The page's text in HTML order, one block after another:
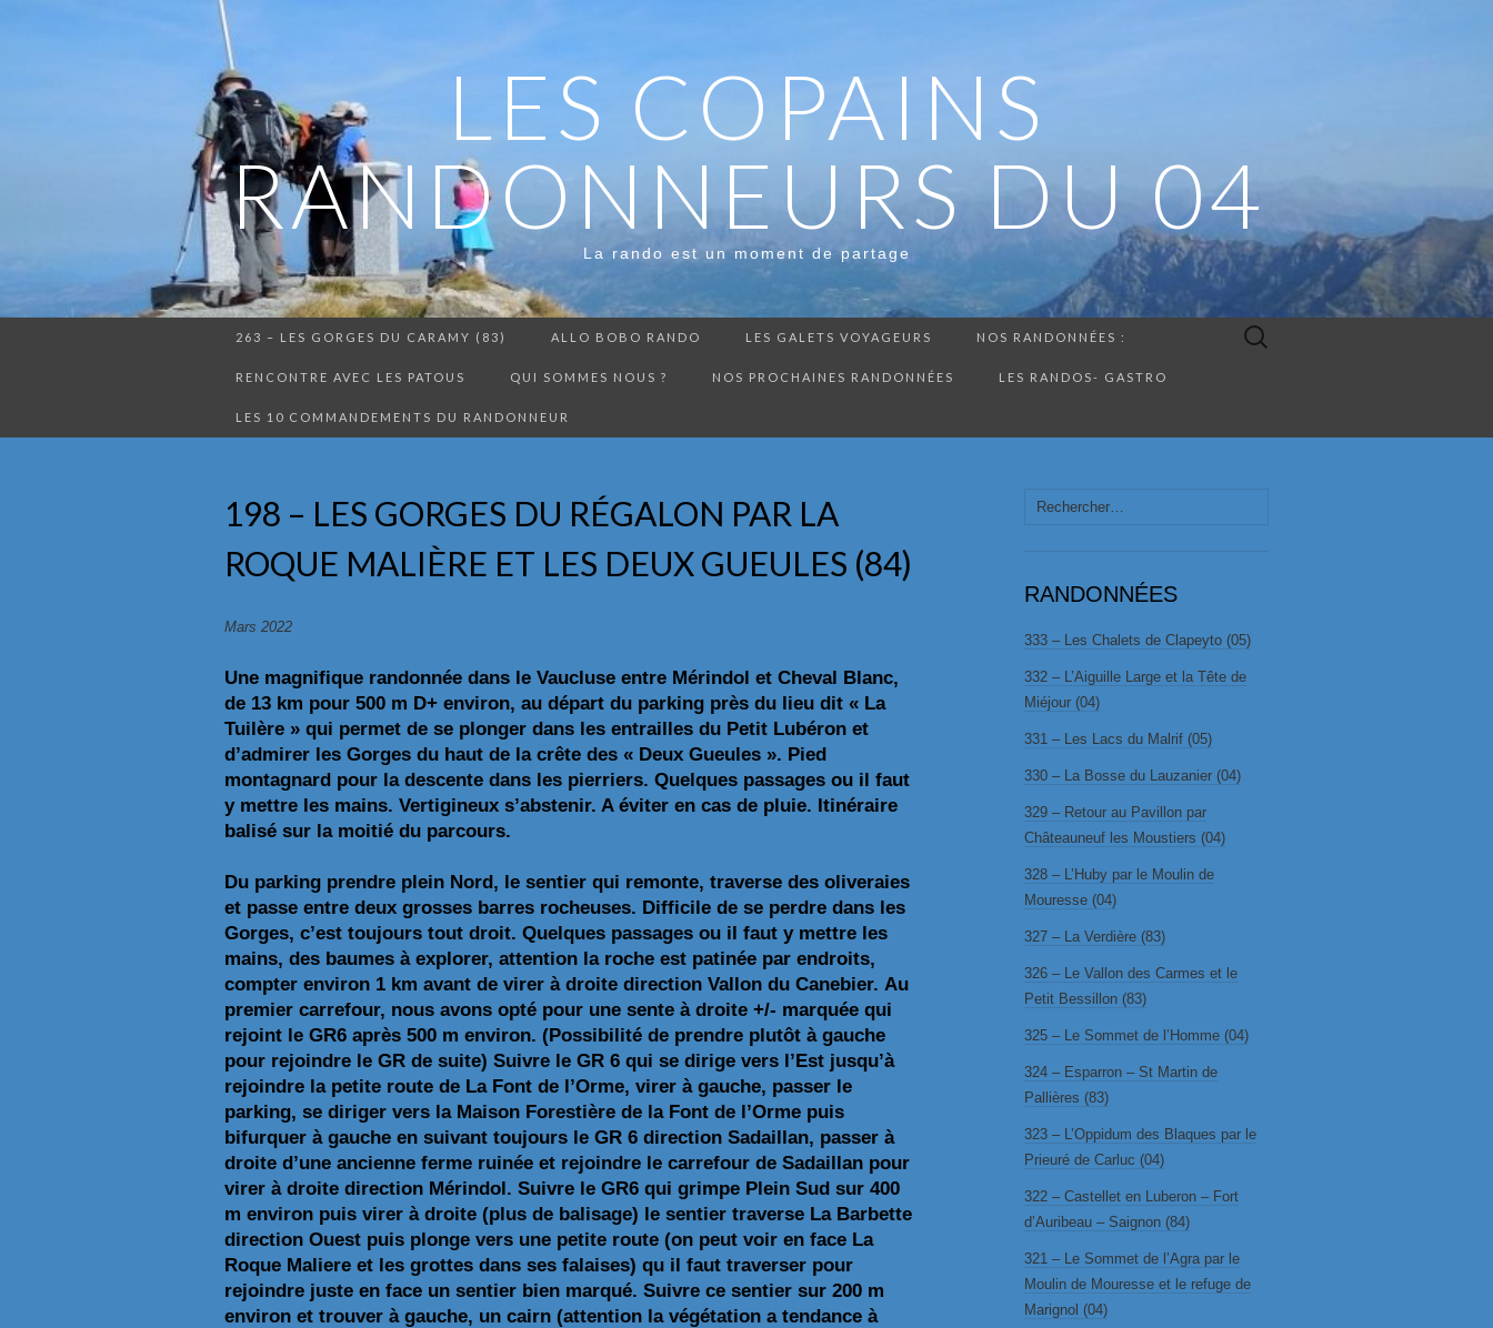
LES COPAINS
RANDONNEURS DU 04
La rando est un moment de partage
263 – LES GORGES DU CARAMY (83) ALLO BOBO RANDO LES GALETS VOYAGEURS NOS RANDONNÉES :
RENCONTRE AVEC LES PATOUS QUI SOMMES NOUS ? NOS PROCHAINES RANDONNÉES LES RANDOS- GASTRO
LES 10 COMMANDEMENTS DU RANDONNEUR
Rechercher :
198 – LES GORGES DU RÉGALON PAR LA
ROQUE MALIÈRE ET LES DEUX GUEULES (84)
Mars 2022
Une magnifique randonnée dans le Vaucluse entre Mérindol et Cheval Blanc,
de 13 km pour 500 m D+ environ, au départ du parking près du lieu dit « La
Tuilère » qui permet de se plonger dans les entrailles du Petit Lubéron et
d’admirer les Gorges du haut de la crête des « Deux Gueules ». Pied
montagnard pour la descente dans les pierriers. Quelques passages ou il faut
y mettre les mains. Vertigineux s’abstenir. A éviter en cas de pluie. Itinéraire
balisé sur la moitié du parcours.
Du parking prendre plein Nord, le sentier qui remonte, traverse des oliveraies
et passe entre deux grosses barres rocheuses. Difficile de se perdre dans les
Gorges, c’est toujours tout droit. Quelques passages ou il faut y mettre les
mains, des baumes à explorer, attention la roche est patinée par endroits,
compter environ 1 km avant de virer à droite direction Vallon du Canebier. Au
premier carrefour, nous avons opté pour une sente à droite +/- marquée qui
rejoint le GR6 après 500 m environ. (Possibilité de prendre plutôt à gauche
pour rejoindre le GR de suite) Suivre le GR 6 qui se dirige vers l’Est jusqu’à
rejoindre la petite route de La Font de l’Orme, virer à gauche, passer le
parking, se diriger vers la Maison Forestière de la Font de l’Orme puis
bifurquer à gauche en suivant toujours le GR 6 direction Sadaillan, passer à
droite d’une ancienne ferme ruinée et rejoindre le carrefour de Sadaillan pour
virer à droite direction Mérindol. Suivre le GR6 qui grimpe Plein Sud sur 400
m environ puis virer à droite (plus de balisage) le sentier traverse La Barbette
direction Ouest puis plonge vers une petite route (on peut voir en face La
Roque Maliere et les grottes dans ses falaises) qu il faut traverser pour
rejoindre juste en face un sentier bien marqué. Suivre ce sentier sur 200 m
environ et trouver à gauche, un cairn (attention la végétation a tendance à
Rechercher :
RANDONNÉES
333 – Les Chalets de Clapeyto (05)
332 – L’Aiguille Large et la Tête de
Miéjour (04)
331 – Les Lacs du Malrif (05)
330 – La Bosse du Lauzanier (04)
329 – Retour au Pavillon par
Châteauneuf les Moustiers (04)
328 – L’Huby par le Moulin de
Mouresse (04)
327 – La Verdière (83)
326 – Le Vallon des Carmes et le
Petit Bessillon (83)
325 – Le Sommet de l’Homme (04)
324 – Esparron – St Martin de
Pallières (83)
323 – L’Oppidum des Blaques par le
Prieuré de Carluc (04)
322 – Castellet en Luberon – Fort
d’Auribeau – Saignon (84)
321 – Le Sommet de l’Agra par le
Moulin de Mouresse et le refuge de
Marignol (04)